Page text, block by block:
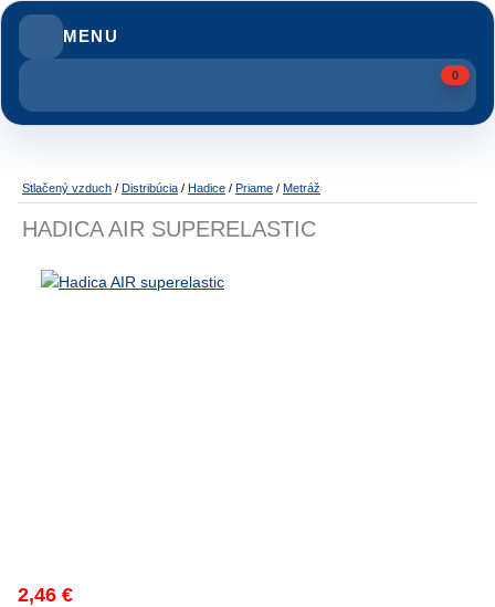
MENU
0
Stlačený vzduch / Distribúcia / Hadice / Priame / Metráž
HADICA AIR SUPERELASTIC
2,46 €